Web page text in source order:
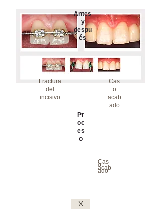
Antes
y
despu
és
Pr
oc
es
o
Fractura
del
incisivo
Cas
o
acab
ado
Cas
o
acab
ado
X